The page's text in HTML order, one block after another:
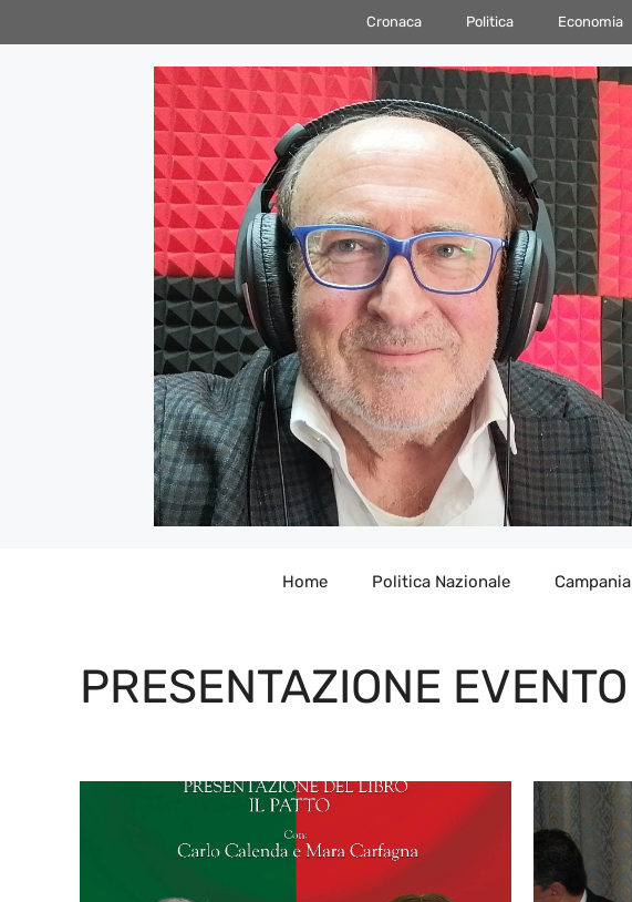
al
Cronaca Politica Economia
Home Politica Nazionale Campania
PRESENTAZIONE EVENTO